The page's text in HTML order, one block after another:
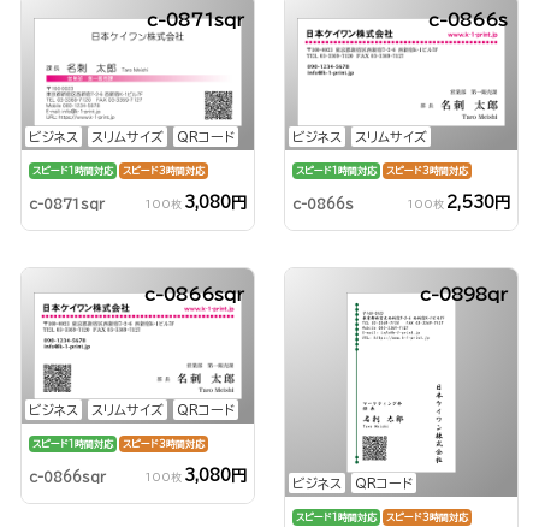
ビジネス スリムサイズ QRコード
c-0871sqr
スピード1時間対応 スピード3時間対応
c-0871sqr 100枚 3,080円
ビジネス スリムサイズ
c-0866s
スピード1時間対応 スピード3時間対応
c-0866s 100枚 2,530円
ビジネス スリムサイズ QRコード
c-0866sqr
スピード1時間対応 スピード3時間対応
c-0866sqr 100枚 3,080円 ビジネス QRコード
c-0898qr
スピード1時間対応 スピード3時間対応